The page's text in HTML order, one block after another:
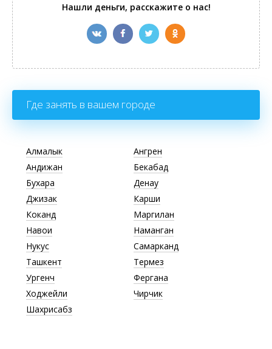
Нашли деньги, расскажите о нас!
Где занять в вашем городе
Алмалык
Ангрен
Андижан
Бекабад
Бухара
Денау
Джизак
Карши
Коканд
Маргилан
Навои
Наманган
Нукус
Самарканд
Ташкент
Термез
Ургенч
Фергана
Ходжейли
Чирчик
Шахрисабз